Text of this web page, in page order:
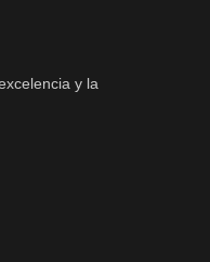
y la